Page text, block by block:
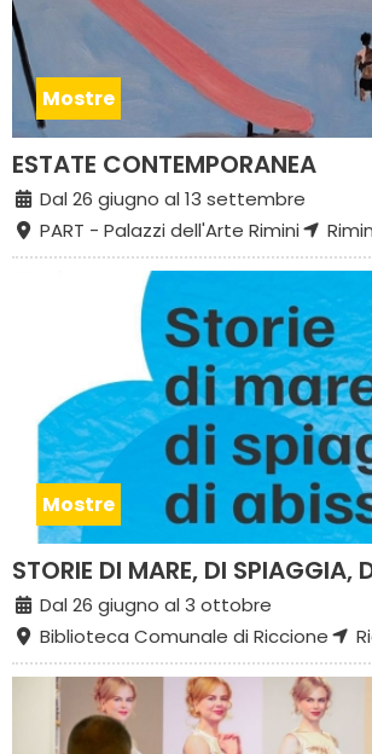
Mostre
ESTATE CONTEMPORANEA
Dal 26 giugno al 13 settembre
PART - Palazzi dell'Arte Rimini
Mostre
STORIE DI MARE, DI SPIAGGIA,
Dal 26 giugno al 3 ottobre
Biblioteca Comunale di Riccione